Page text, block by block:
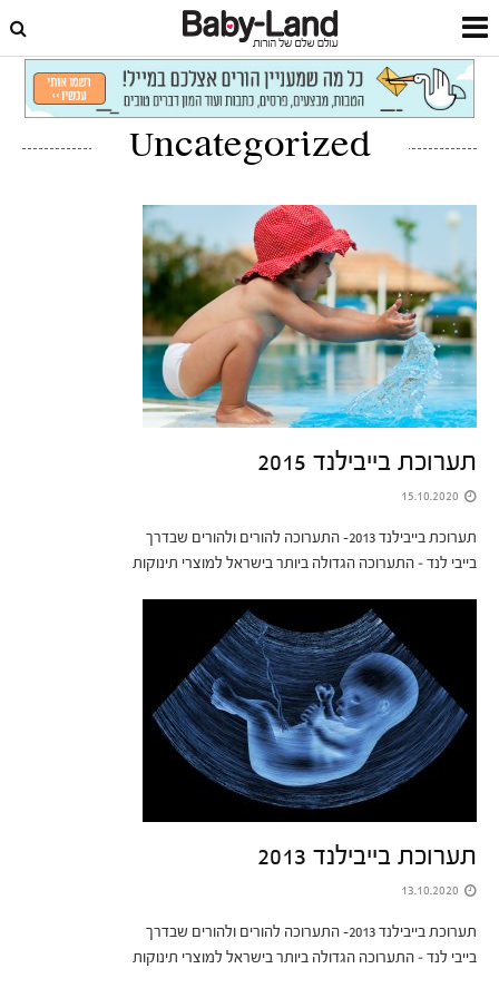
Uncategorized
תערוכת בייבילנד 2015
15.10.2020
תערוכת בייבילנד 2013- התערוכה להורים ולהורים שבדרך
בייבי לנד – התערוכה הגדולה ביותר בישראל למוצרי תינוקות
תערוכת בייבילנד 2013
13.10.2020
תערוכת בייבילנד 2013- התערוכה להורים ולהורים שבדרך
בייבי לנד – התערוכה הגדולה ביותר בישראל למוצרי תינוקות